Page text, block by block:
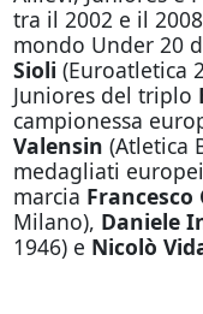
tra il 2002 e il
mondo Under 20
Sioli (Euroatletica
Juniores del triplo
campionessa
Valensin (Atletica
medagliati
marcia
Milano), Daniele
1946) e Nicolò